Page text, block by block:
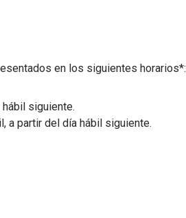
en los siguientes horarios*:
siguiente.
a partir del día hábil siguiente.